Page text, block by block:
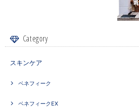
Category
スキンケア
ベネフィーク
ベネフィークEX